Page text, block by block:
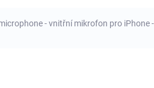
- vnitřní mikrofon pro iPhone